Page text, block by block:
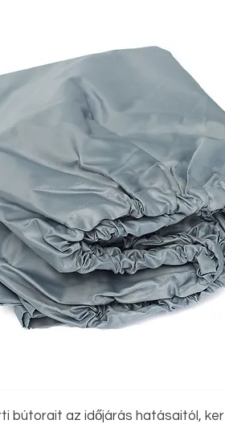
bútorait az időjárás hatásaitól,